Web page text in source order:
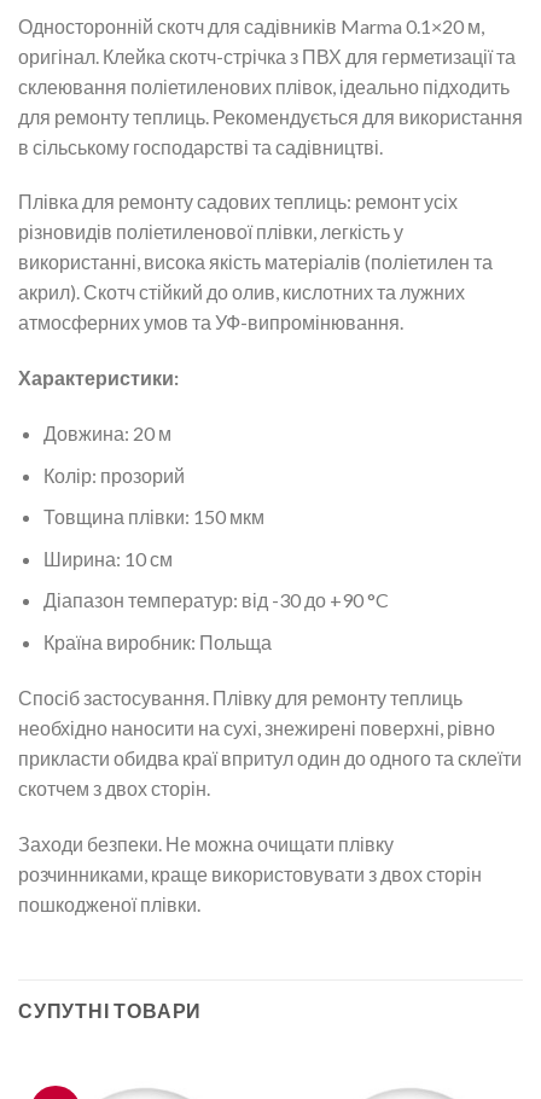
Односторонній скотч для садівників Marma 0.1×20 м,
оригінал. Клейка скотч-стрічка з ПВХ для герметизації та
склеювання поліетиленових плівок, ідеально підходить
для ремонту теплиць. Рекомендується для використання
в сільському господарстві та садівництві.
Плівка для ремонту садових теплиць: ремонт усіх
різновидів поліетиленової плівки, легкість у
використанні, висока якість матеріалів (поліетилен та
акрил). Скотч стійкий до олив, кислотних та лужних
атмосферних умов та УФ-випромінювання.
Характеристики:
Довжина: 20 м
Колір: прозорий
Товщина плівки: 150 мкм
Ширина: 10 см
Діапазон температур: від -30 до +90 °C
Країна виробник: Польща
Спосіб застосування. Плівку для ремонту теплиць
необхідно наносити на сухі, знежирені поверхні, рівно
прикласти обидва краї впритул один до одного та склеїти
скотчем з двох сторін.
Заходи безпеки. Не можна очищати плівку
розчинниками, краще використовувати з двох сторін
пошкодженої плівки.
СУПУТНІ ТОВАРИ